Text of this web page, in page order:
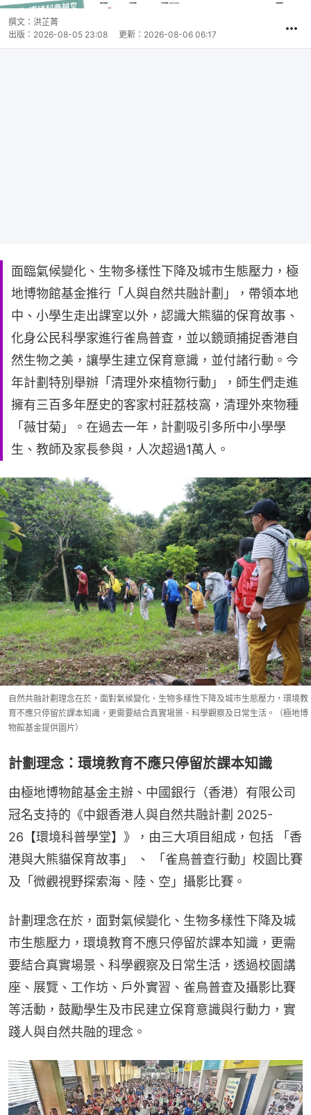
撰文： 洪芷菁
出版： 2026-08-05 23:08 更新： 2026-08-06 06:17
面臨氣候變化、生物多樣性下降及城市生態壓力，極
地博物館基金推行「人與自然共融計劃」，帶領本地
中、小學生走出課室以外，認識大熊貓的保育故事、
化身公民科學家進行雀鳥普查，並以鏡頭捕捉香港自
然生物之美，讓學生建立保育意識，並付諸行動。今
年計劃特別舉辦「清理外來植物行動」，師生們走進
擁有三百多年歷史的客家村莊荔枝窩，清理外來物種
「薇甘菊」。在過去一年，計劃吸引多所中小學學
生、教師及家長參與，人次超過1萬人。
自然共融計劃理念在於，面對氣候變化、生物多樣性下降及城市生態壓力，環境教
育不應只停留於課本知識，更需要結合真實場景、科學觀察及日常生活。（極地博
物館基金提供圖片）
計劃理念：環境教育不應只停留於課本知識
由極地博物館基金主辦、中國銀行（香港）有限公司
冠名支持的《中銀香港人與自然共融計劃 2025-
26【環境科普學堂】》，由三大項目組成，包括 「香
港與大熊貓保育故事」 、 「雀鳥普查行動」校園比賽
及「微觀視野探索海、陸、空」攝影比賽。
計劃理念在於，面對氣候變化、生物多樣性下降及城
市生態壓力，環境教育不應只停留於課本知識，更需
要結合真實場景、科學觀察及日常生活，透過校園講
座、展覽、工作坊、戶外實習、雀鳥普查及攝影比賽
等活動，鼓勵學生及市民建立保育意識與行動力，實
踐人與自然共融的理念。